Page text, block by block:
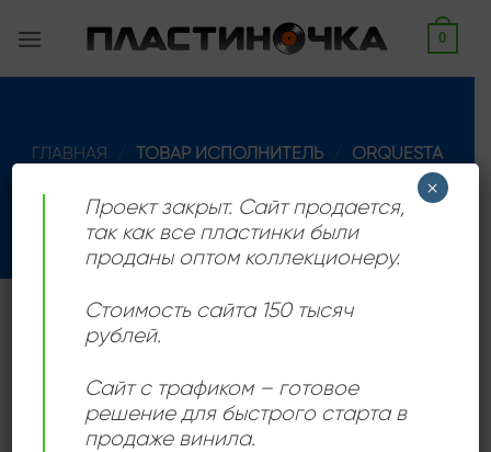
0
ГЛАВНАЯ ТОВАР ИСПОЛНИТЕЛЬ
ORQUESTA
ФИЛЬТРАЦИЯ
Оркестр Соул
Товаров, соответствующих вашему запросу, не
обнаружено.
Проект закрыт. Сайт продается,
так как все пластинки были
проданы оптом коллекционеру.
Стоимость сайта 150 тысяч
рублей.
Сайт с трафиком – готовое
решение для быстрого старта в
продаже винила.
×